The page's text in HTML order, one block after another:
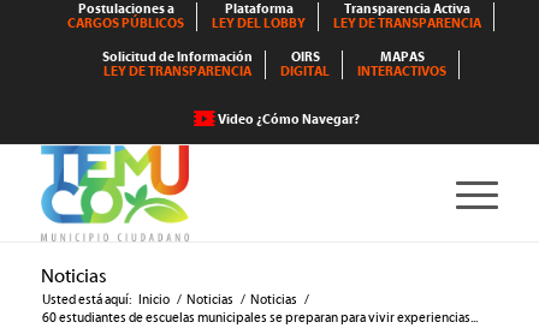
Postulaciones a
CARGOS PÚBLICOS
Plataforma
LEY DEL LOBBY
Transparencia Activa
LEY DE TRANSPARENCIA
Solicitud de Información
LEY DE TRANSPARENCIA
OIRS
DIGITAL
MAPAS
INTERACTIVOS
Video ¿Cómo Navegar?
Noticias
Usted está aquí: Inicio / Noticias / Noticias /
60 estudiantes de escuelas municipales se preparan para vivir experiencias...